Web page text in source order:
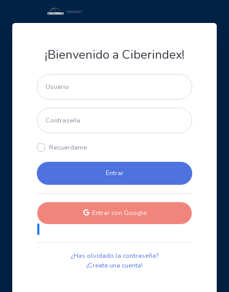
¡Bienvenido a Ciberindex!
Recuerdame
Entrar con Google
¿Has olvidado la contraseña?
¡Create una cuenta!